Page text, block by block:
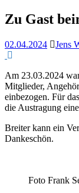
Zu Gast
02.04.2024 Jens
Am 23.03.2024
Mitglieder,
einbezogen. Für
die Austragung
Breiter kann ein
Dankeschön.
Foto Frank